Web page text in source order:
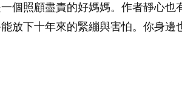
個照顧盡責的好媽媽。作者靜心也
放下十年來的緊繃與害怕。你身邊